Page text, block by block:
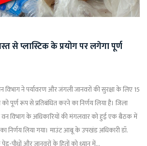
से प्लास्टिक के प्रयोग पर लगेगा पूर्ण
विभाग ने पर्यावरण और जंगली जानवरों की सुरक्षा के लिए 15
पूर्ण रूप से प्रतिबंधित करने का निर्णय लिया है। जिला
वन विभाग के अधिकारियों की मंगलवार को हुई एक बैठक में
निर्णय लिया गया। माउंट आबू के उपखंड अधिकारी डॉ.